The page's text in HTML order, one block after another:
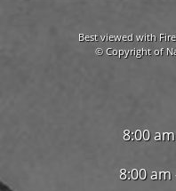
Best viewed with
© Copyright of
8:00
8:00